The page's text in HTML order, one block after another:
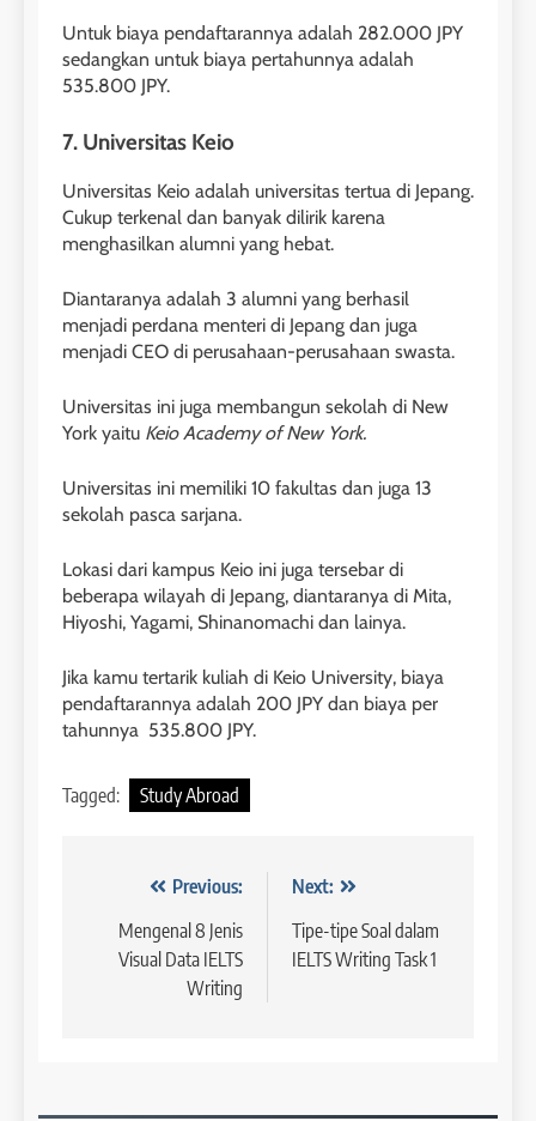
Jadwal Kursus IELTS Online
LEIDEN INSTITUTE
29
Preparation dan IELTS Practice
LEIDEN INSTITUTE
1
Online IELTS Courses
🎓 ScholarPath by Leiden
Institute
3
LEIDEN INSTITUTE
Online IELTS Courses
Study IELTS Practice
40
Batch VII : 31 Maret – 28 April
2023
41
Batch VI : 15 Maret – 13 April
COURSE PERIODS
Batch V : 1 – 29 Maret 2023
Batch IV : 15 Februari – 14
Maret 2023
Untuk biaya pendaftarannya adalah 282.000 JPY
sedangkan untuk biaya pertahunnya adalah
535.800 JPY.
7. Universitas Keio
Universitas Keio adalah universitas tertua di Jepang.
Cukup terkenal dan banyak dilirik karena
menghasilkan alumni yang hebat.
Diantaranya adalah 3 alumni yang berhasil
menjadi perdana menteri di Jepang dan juga
menjadi CEO di perusahaan-perusahaan swasta.
Universitas ini juga membangun sekolah di New
York yaitu Keio Academy of New York.
Universitas ini memiliki 10 fakultas dan juga 13
sekolah pasca sarjana.
Lokasi dari kampus Keio ini juga tersebar di
beberapa wilayah di Jepang, diantaranya di Mita,
Hiyoshi, Yagami, Shinanomachi dan lainya.
Jika kamu tertarik kuliah di Keio University, biaya
pendaftarannya adalah 200 JPY dan biaya per
tahunnya 535.800 JPY.
Tagged: Study Abroad
Navigasi
pos
Previous:
Mengenal 8 Jenis
Visual Data IELTS
Writing
Next:
Tipe-tipe Soal dalam
IELTS Writing Task 1